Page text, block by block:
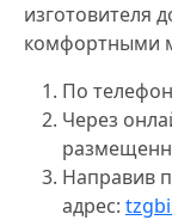
изготовителя
комфортными
По
Через
Направив
адрес: